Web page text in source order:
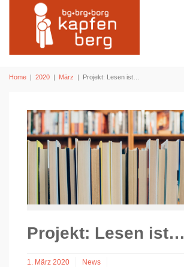
Home | 2020 | März | Projekt: Lesen ist…
Projekt: Lesen ist…
1. März 2020 News